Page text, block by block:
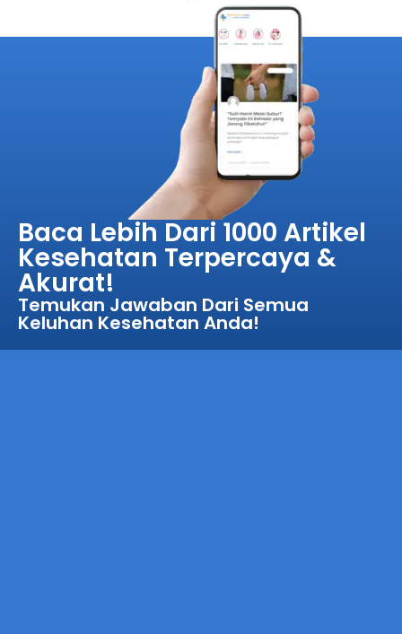
Baca Lebih Dari 1000 Artikel
Kesehatan Terpercaya &
Akurat!
Temukan Jawaban Dari Semua
Keluhan Kesehatan Anda!